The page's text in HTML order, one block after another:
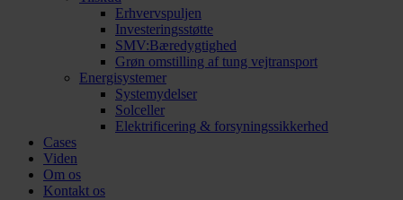
Erhvervspuljen
Investeringsstøtte
SMV:Bæredygtighed
Grøn omstilling af tung vejtransport
Energisystemer
Systemydelser
Solceller
Elektrificering & forsyningssikkerhed
Cases
Viden
Om os
Kontakt os